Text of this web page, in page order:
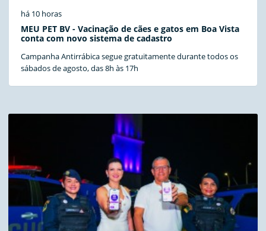
há 10 horas
MEU PET BV - Vacinação de cães e gatos em Boa Vista
conta com novo sistema de cadastro
Campanha Antirrábica segue gratuitamente durante todos os
sábados de agosto, das 8h às 17h